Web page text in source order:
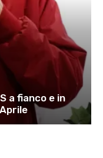
a fianco e in